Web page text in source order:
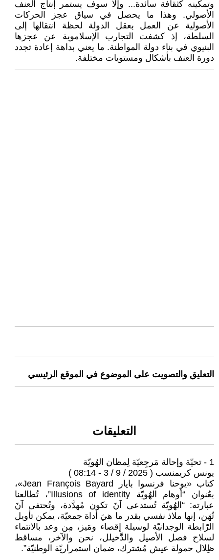
وتمكينه كثقافة سائدة... وإلا سوف يستمر إنتاج العنف
الأصولي. وهذا ما يحصل في سياق عجز الحركات
الأصولية عن العمل بعقل الدولة لحظة انتقالها إلى
السلطة، إذ كشفت التجارب الإسلاموية عن عجزها
البنيوي في بناء دولة المواطنة. ما يعني بداهة إعادة تجدد
دورة العنف بأشكال ومستويات مختلفة.
التعليق والتصويت على الموضوع في الموقع الرئيسي
التعليقات
1 - تحيّة وإحالة مَرجِعيّة لِمظان الهُويّة
يونس كريمنسب ( 2025 / 9 / 3 - 08:14 )
كتاب «يوحنا فرنسوا بايار Jean François Bayard»،
بعُنوان “أوهام الهُويّة Illusions of identity”، تُطالعنا
عبارته: “الهُويّة تُستدعى آنَ تكون مُهدَّدة، وتُحتفى آنَ
تُهَن، إنها ملاذ نفسي بقدر ما هيَ أداة جمعيّة، يمكن تأويل
الرّابطة الوجدانيّة لوسيلة إقصاء ومَيز، مِن وعد بالانتماء
لسلاح فصل الأصيل والدَّخيلل، نحن والآخر، مساقط
ظِلال حمولة عيش مُشترك، ضمان استمراريّة الوطنيّة”.